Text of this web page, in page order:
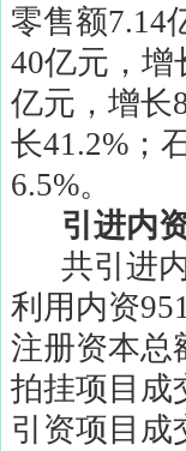
零售额7.14
40亿元，增
亿元，增长
长41.2% ；
6.5%。
引进内
共引进
利用内资
注册资本总
拍挂项目成
引资项目成